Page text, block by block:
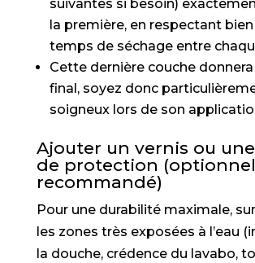
suivantes si besoin)
la première, en respectant
temps de séchage entre
Cette dernière couche donnera
final, soyez donc
soigneux lors de son
Ajouter un vernis ou
de protection
recommandé)
Pour une durabilité maximale,
les zones très exposées à l’eau
la douche, crédence du lavabo,